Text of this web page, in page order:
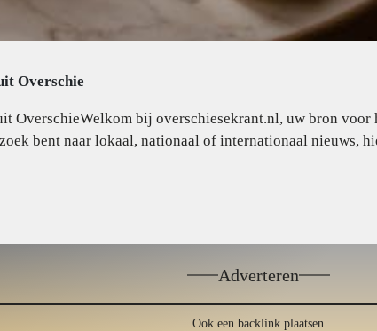
Overschie
OverschieWelkom bij overschiesekrant.nl, uw bron voor
bent naar lokaal, nationaal of internationaal nieuws,
Adverteren
Ook een backlink plaatsen